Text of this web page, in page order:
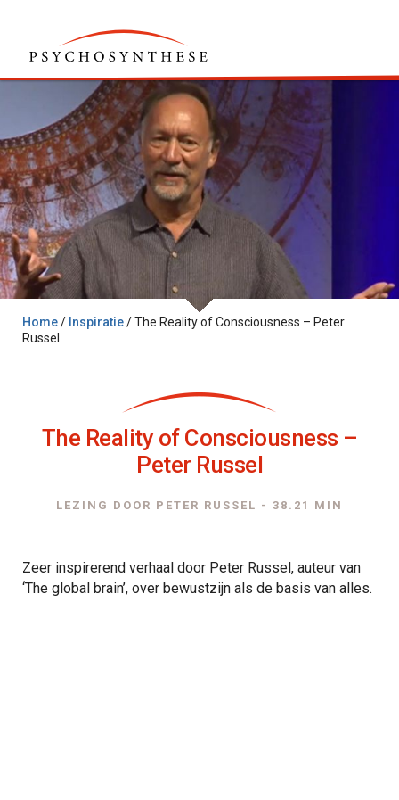
Home/ Inspiratie/The Reality of Consciousness – Peter
Russel
The Reality of Consciousness –
Peter Russel
LEZING DOOR PETER RUSSEL - 38.21 MIN
Zeer inspirerend verhaal door Peter Russel, auteur van
‘The global brain’, over bewustzijn als de basis van alles.